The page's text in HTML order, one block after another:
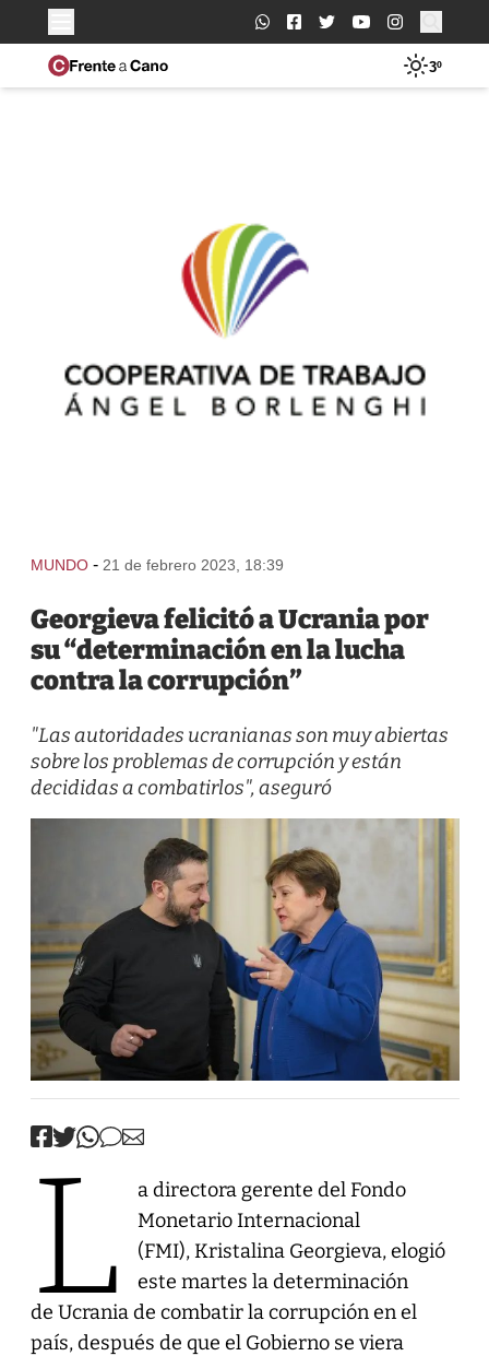
Buscar:
3º
MUNDO - 21 de febrero 2023, 18:39
Georgieva felicitó a Ucrania por
su “determinación en la lucha
contra la corrupción”
"Las autoridades ucranianas son muy abiertas
sobre los problemas de corrupción y están
decididas a combatirlos", aseguró
L
a directora gerente del Fondo
Monetario Internacional
(FMI), Kristalina Georgieva, elogió
este martes la determinación
de Ucrania de combatir la corrupción en el
país, después de que el Gobierno se viera